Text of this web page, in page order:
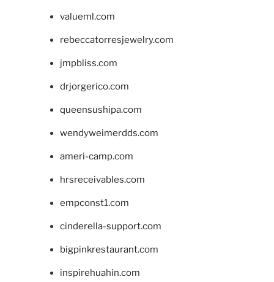
valueml.com
rebeccatorresjewelry.com
jmpbliss.com
drjorgerico.com
queensushipa.com
wendyweimerdds.com
ameri-camp.com
hrsreceivables.com
empconst1.com
cinderella-support.com
bigpinkrestaurant.com
inspirehuahin.com